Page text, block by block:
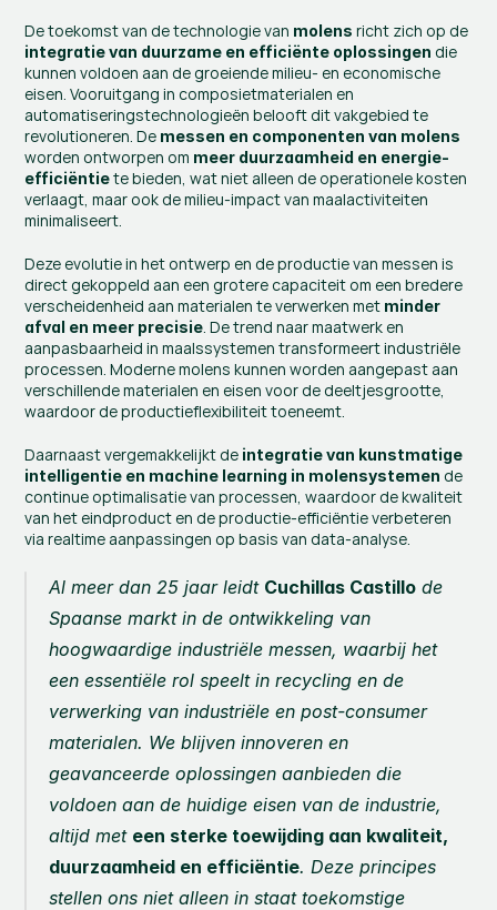
De toekomst van de technologie van molens richt zich op de
integratie van duurzame en efficiënte oplossingen die
kunnen voldoen aan de groeiende milieu- en economische
eisen. Vooruitgang in composietmaterialen en
automatiseringstechnologieën belooft dit vakgebied te
revolutioneren. De messen en componenten van molens
worden ontworpen om meer duurzaamheid en energie-
efficiëntie te bieden, wat niet alleen de operationele kosten
verlaagt, maar ook de milieu-impact van maalactiviteiten
minimaliseert.
Deze evolutie in het ontwerp en de productie van messen is
direct gekoppeld aan een grotere capaciteit om een bredere
verscheidenheid aan materialen te verwerken met minder
afval en meer precisie. De trend naar maatwerk en
aanpasbaarheid in maalssystemen transformeert industriële
processen. Moderne molens kunnen worden aangepast aan
verschillende materialen en eisen voor de deeltjesgrootte,
waardoor de productieflexibiliteit toeneemt.
Daarnaast vergemakkelijkt de integratie van kunstmatige
intelligentie en machine learning in molensystemen de
continue optimalisatie van processen, waardoor de kwaliteit
van het eindproduct en de productie-efficiëntie verbeteren
via realtime aanpassingen op basis van data-analyse.
Al meer dan 25 jaar leidt Cuchillas Castillo de
Spaanse markt in de ontwikkeling van
hoogwaardige industriële messen, waarbij het
een essentiële rol speelt in recycling en de
verwerking van industriële en post-consumer
materialen. We blijven innoveren en
geavanceerde oplossingen aanbieden die
voldoen aan de huidige eisen van de industrie,
altijd met een sterke toewijding aan kwaliteit,
duurzaamheid en efficiëntie. Deze principes
stellen ons niet alleen in staat toekomstige